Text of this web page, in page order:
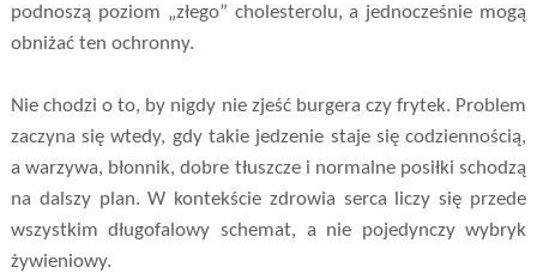
podnoszą poziom „złego” cholesterolu, a jednocześnie mogą
obniżać ten ochronny.
Nie chodzi o to, by nigdy nie zjeść burgera czy frytek. Problem
zaczyna się wtedy, gdy takie jedzenie staje się codziennością,
a warzywa, błonnik, dobre tłuszcze i normalne posiłki schodzą
na dalszy plan. W kontekście zdrowia serca liczy się przede
wszystkim długofalowy schemat, a nie pojedynczy wybryk
żywieniowy.